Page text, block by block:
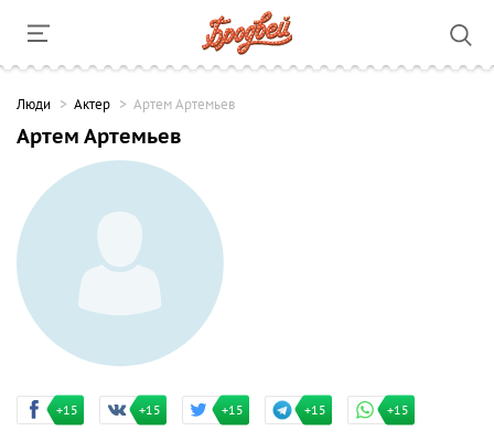
Люди Актер Артем Артемьев
Артем Артемьев
+15 +15 +15 +15 +15